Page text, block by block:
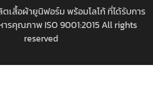
เสื้อผ้ายูนิฟอร์ม พร้อมโลโก้ ที่ได้รับการ
ารคุณภาพ ISO 9001:2015 All rights
reserved